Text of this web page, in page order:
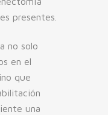
presentes.
no solo
en el
que
una